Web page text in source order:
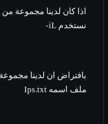
اذا كان لدينا مجموعة
نستخدم -iL
بافتراض ان لدينا
ملف اسمه Ips.txt